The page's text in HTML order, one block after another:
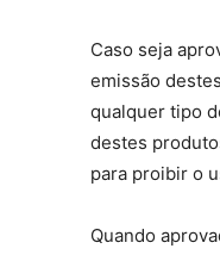
Caso seja
emissão
qualquer tipo
destes
para proibir o
Quando